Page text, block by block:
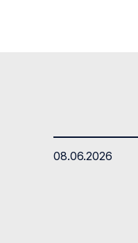
08.06.2026